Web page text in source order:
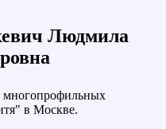
Людмила
многопрофильных
в Москве.